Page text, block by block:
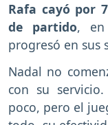
Rafa cayó por
de partido, en
progresó en sus
Nadal no
con su
poco, pero el